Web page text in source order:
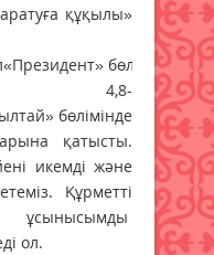
құқылы»
бөліміндегі
4,8-
бөліміндегі
қатысты.
икемді және
Құрметті
ол.